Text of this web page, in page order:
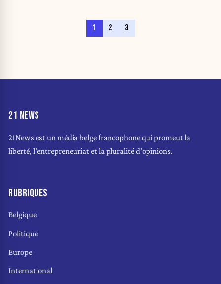
1 2 3
21 NEWS
21News est un média belge francophone qui promeut la
liberté, l'entrepreneuriat et la pluralité d'opinions.
RUBRIQUES
Belgique
Politique
Europe
International